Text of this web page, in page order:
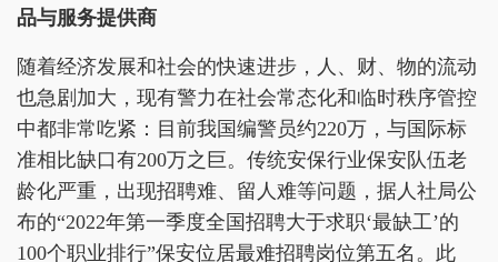
品与服务提供商
随着经济发展和社会的快速进步，人、财、物的流动
也急剧加大，现有警力在社会常态化和临时秩序管控
中都非常吃紧：目前我国编警员约220万，与国际标
准相比缺口有200万之巨。传统安保行业保安队伍老
龄化严重，出现招聘难、留人难等问题，据人社局公
布的“2022年第一季度全国招聘大于求职‘最缺工’的
100个职业排行”保安位居最难招聘岗位第五名。此